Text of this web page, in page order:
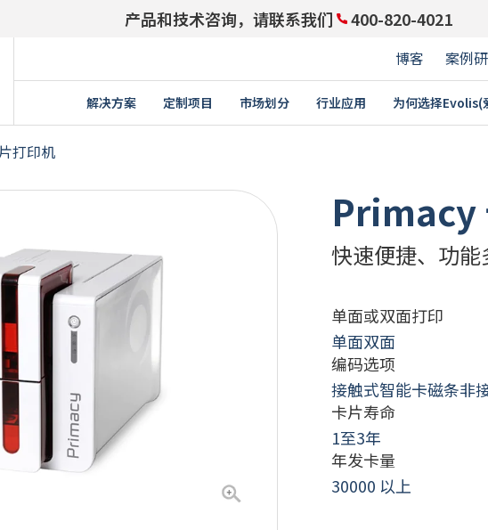
产品和技术咨询，请联系我们 400-820-4021
博客 案例
与领先企业携手同行：
培训
解决方案
卡片打印机 耗材
签字板
定制项目 市场划分
企业
休闲
行业应用
会员卡
预付卡和礼品卡
访客证卡
学生证
积分卡
学生证￼
驾驶执照
银行卡
价格标签
为何选择Evolis(
打印机
Primacy
快速便捷、功
单面或双面打印
单面双面
编码选项
接触式智能卡磁条非
卡片寿命
1至3年
年发卡量
30000 以上